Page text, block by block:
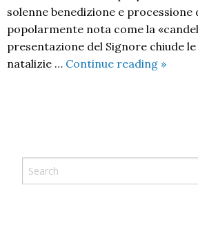
solenne benedizione e processione
popolarmente nota come la
presentazione del Signore chiude
natalizie … Continue reading »